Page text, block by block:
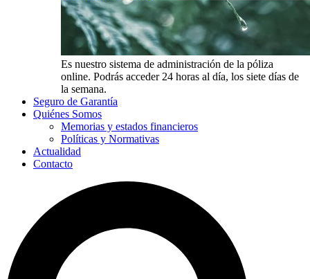
Es nuestro sistema de administración de la póliza
online. Podrás acceder 24 horas al día, los siete días de
la semana.
Seguro de Garantía
Quiénes Somos
Memorias y estados financieros
Políticas y Normativas
Actualidad
Contacto